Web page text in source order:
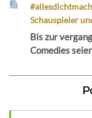
Schauspieler
Bis zur
Comedies